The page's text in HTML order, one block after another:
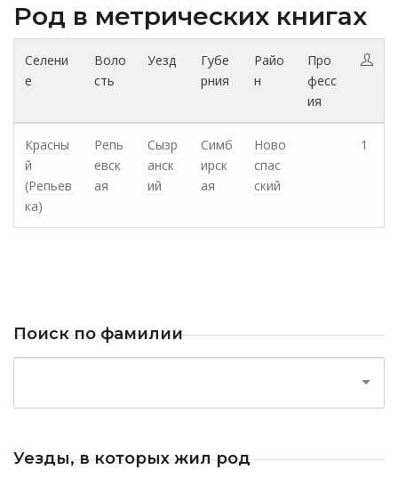
Род в метрических книгах
Селени
е
Воло
сть
Уезд
Губе
рния
Райо
н
Про
фесс
ия
Красны
й
(Репьев
ка)
Репь
евск
ая
Сызр
анск
ий
Симб
ирск
ая
Ново
спас
ский
1
Поиск по фамилии
Уезды, в которых жил род